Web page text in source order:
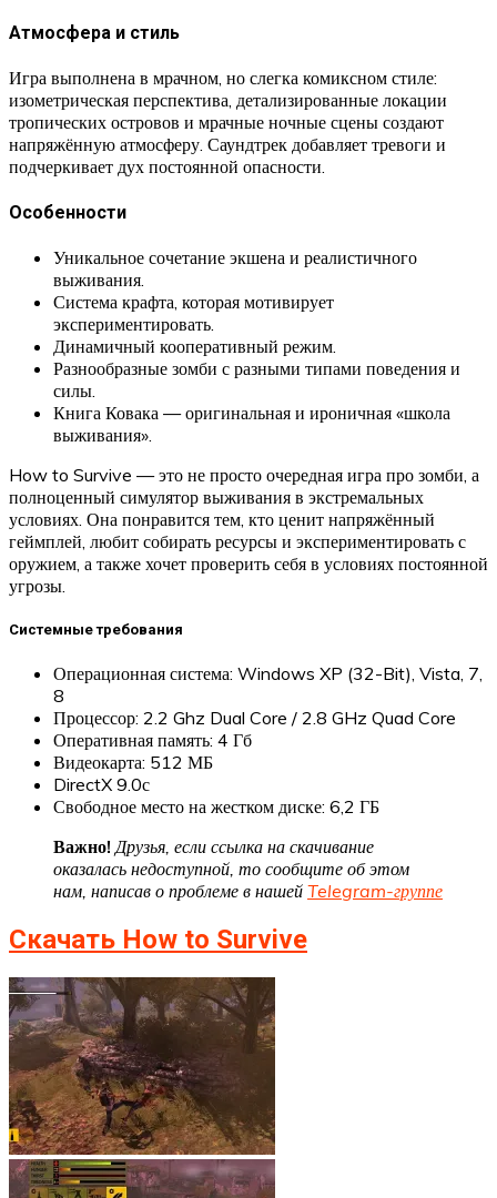
Атмосфера и стиль
Игра выполнена в мрачном, но слегка комиксном стиле:
изометрическая перспектива, детализированные локации
тропических островов и мрачные ночные сцены создают
напряжённую атмосферу. Саундтрек добавляет тревоги и
подчеркивает дух постоянной опасности.
Особенности
Уникальное сочетание экшена и реалистичного
выживания.
Система крафта, которая мотивирует
экспериментировать.
Динамичный кооперативный режим.
Разнообразные зомби с разными типами поведения и
силы.
Книга Ковака — оригинальная и ироничная «школа
выживания».
How to Survive — это не просто очередная игра про зомби, а
полноценный симулятор выживания в экстремальных
условиях. Она понравится тем, кто ценит напряжённый
геймплей, любит собирать ресурсы и экспериментировать с
оружием, а также хочет проверить себя в условиях постоянной
угрозы.
Системные требования
Операционная система: Windows XP (32-Bit), Vista, 7,
8
Процессор: 2.2 Ghz Dual Core / 2.8 GHz Quad Core
Оперативная память: 4 Гб
Видеокарта: 512 МБ
DirectX 9.0с
Свободное место на жестком диске: 6,2 ГБ
Важно!Друзья, если ссылка на скачивание
оказалась недоступной, то сообщите об этом
нам, написав о проблеме в нашей Telegram-группе
Скачать How to Survive